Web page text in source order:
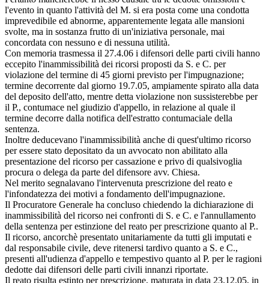
l'evento in quanto l'attività del M. si era posta come una condotta
imprevedibile ed abnorme, apparentemente legata alle mansioni
svolte, ma in sostanza frutto di un'iniziativa personale, mai
concordata con nessuno e di nessuna utilità.
Con memoria trasmessa il 27.4.06 i difensori delle parti civili hanno
eccepito l'inammissibilità dei ricorsi proposti da S. e C. per
violazione del termine di 45 giorni previsto per l'impugnazione;
termine decorrente dal giorno 19.7.05, ampiamente spirato alla data
del deposito dell'atto, mentre detta violazione non sussisterebbe per
il P., contumace nel giudizio d'appello, in relazione al quale il
termine decorre dalla notifica dell'estratto contumaciale della
sentenza.
Inoltre deducevano l'inammissibilità anche di quest'ultimo ricorso
per essere stato depositato da un avvocato non abilitato alla
presentazione del ricorso per cassazione e privo di qualsivoglia
procura o delega da parte del difensore avv. Chiesa.
Nel merito segnalavano l'intervenuta prescrizione del reato e
l'infondatezza dei motivi a fondamento dell'impugnazione.
Il Procuratore Generale ha concluso chiedendo la dichiarazione di
inammissibilità del ricorso nei confronti di S. e C. e l'annullamento
della sentenza per estinzione del reato per prescrizione quanto al P..
Il ricorso, ancorchè presentato unitariamente da tutti gli imputati e
dal responsabile civile, deve ritenersi tardivo quanto a S. e C.,
presenti all'udienza d'appello e tempestivo quanto al P. per le ragioni
dedotte dai difensori delle parti civili innanzi riportate.
Il reato risulta estinto per prescrizione, maturata in data 23.12.05, in